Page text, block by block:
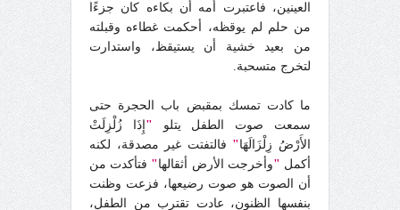
العينين، فاعتبرت أمه أن بكاءه كان جزءًا
من حلم لم يوقظه، أحكمت غطاءه وقبلته
من بعيد خشية أن يستيقظ، واستدارت
لتخرج متسحبة.
ما كادت تمسك بمقبض باب الحجرة حتى
سمعت صوت الطفل يتلو " إِذَا زُلْزِلَتْ
الأَرْضُ زِلْزَالَهَا" فالتفتت غير مصدقة، لكنه
أكمل "وأخرجت الأرض أثقالها" فتأكدت من
أن الصوت هو صوت رضيعها، فزعت وظنت
بنفسها الظنون، عادت تقترب من الطفل،